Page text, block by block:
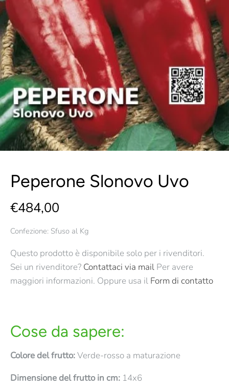
Peperone Slonovo Uvo
€484,00
Confezione: Sfuso al Kg
Questo prodotto è disponibile solo per i rivenditori.
Sei un rivenditore? Contattaci via mail Per avere
maggiori informazioni. Oppure usa il Form di contatto
Cose da sapere:
Colore del frutto:Verde-rosso a maturazione
Dimensione del frutto in cm: 14x6